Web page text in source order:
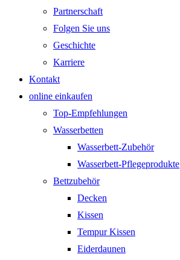
Partnerschaft
Folgen Sie uns
Geschichte
Karriere
Kontakt
online einkaufen
Top-Empfehlungen
Wasserbetten
Wasserbett-Zubehör
Wasserbett-Pflegeprodukte
Bettzubehör
Decken
Kissen
Tempur Kissen
Eiderdaunen